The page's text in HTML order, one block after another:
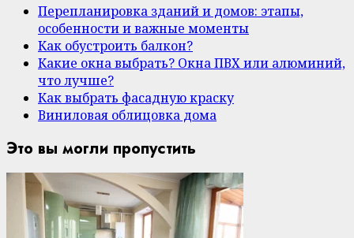
Перепланировка зданий и домов: этапы,
особенности и важные моменты
Как обустроить балкон?
Какие окна выбрать? Окна ПВХ или алюминий,
что лучше?
Как выбрать фасадную краску
Виниловая облицовка дома
Это вы могли пропустить